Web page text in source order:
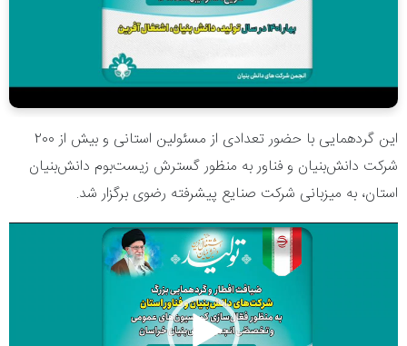
این گردهمایی با حضور تعدادی از مسئولین استانی و بیش از ۲۰۰
شرکت دانش‌بنیان و فناور به منظور گسترش زیست‌بوم دانش‌بنیان
استان، به میزبانی شرکت صنایع پیشرفته رضوی برگزار شد.